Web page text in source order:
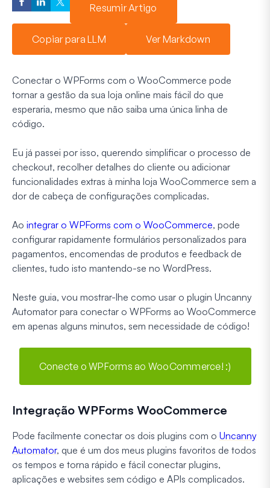
Resumir Artigo
Copiar para LLM Ver Markdown
Conectar o WPForms com o WooCommerce pode
tornar a gestão da sua loja online mais fácil do que
esperaria, mesmo que não saiba uma única linha de
código.
Eu já passei por isso, querendo simplificar o processo de
checkout, recolher detalhes do cliente ou adicionar
funcionalidades extras à minha loja WooCommerce sem a
dor de cabeça de configurações complicadas.
Ao integrar o WPForms com o WooCommerce, pode
configurar rapidamente formulários personalizados para
pagamentos, encomendas de produtos e feedback de
clientes, tudo isto mantendo-se no WordPress.
Neste guia, vou mostrar-lhe como usar o plugin Uncanny
Automator para conectar o WPForms ao WooCommerce
em apenas alguns minutos, sem necessidade de código!
Conecte o WPForms ao WooCommerce! :)
Integração WPForms WooCommerce
Pode facilmente conectar os dois plugins com o Uncanny
Automator, que é um dos meus plugins favoritos de todos
os tempos e torna rápido e fácil conectar plugins,
aplicações e websites sem código e APIs complicados.